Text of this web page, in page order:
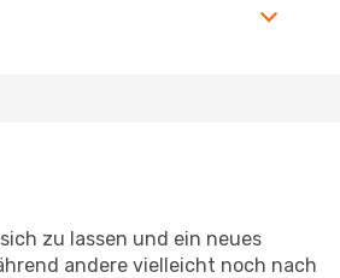
zu lassen und ein neues
andere vielleicht noch nach